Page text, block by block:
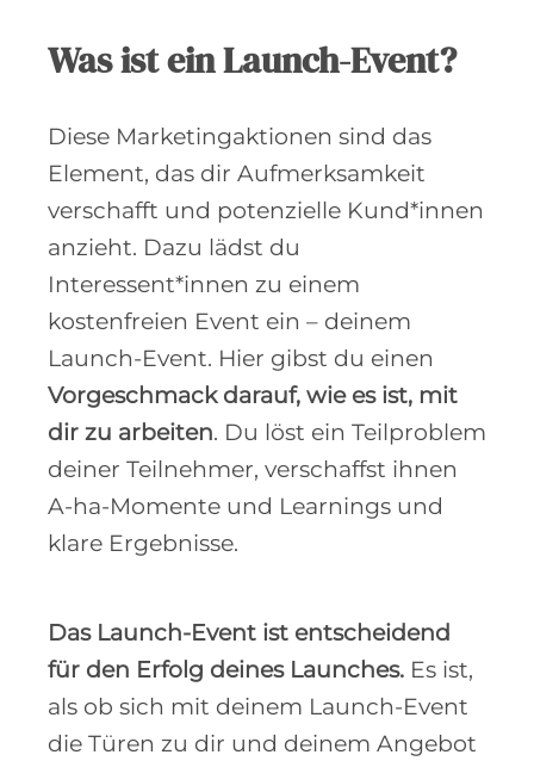
Was ist ein Launch-Event?
Diese Marketingaktionen sind das
Element, das dir Aufmerksamkeit
verschafft und potenzielle Kund*innen
anzieht. Dazu lädst du
Interessent*innen zu einem
kostenfreien Event ein – deinem
Launch-Event. Hier gibst du einen
Vorgeschmack darauf, wie es ist, mit
dir zu arbeiten. Du löst ein Teilproblem
deiner Teilnehmer, verschaffst ihnen
A-ha-Momente und Learnings und
klare Ergebnisse.
Das Launch-Event ist entscheidend
für den Erfolg deines Launches. Es ist,
als ob sich mit deinem Launch-Event
die Türen zu dir und deinem Angebot